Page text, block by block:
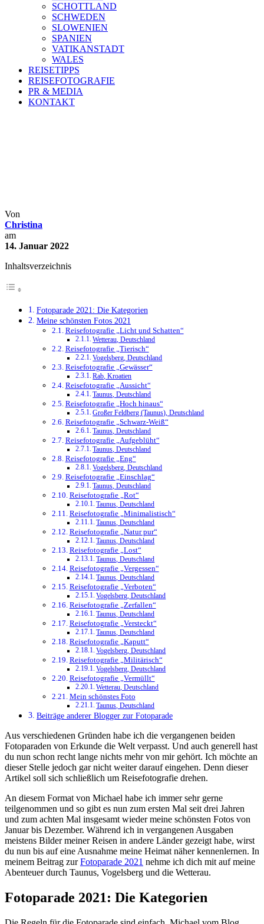
SCHOTTLAND
SCHWEDEN
SLOWENIEN
SPANIEN
VATIKANSTADT
WALES
REISETIPPS
REISEFOTOGRAFIE
PR & MEDIA
KONTAKT
Von
Christina
am
14. Januar 2022
Inhaltsverzeichnis
Fotoparade 2021: Die Kategorien
Meine schönsten Fotos 2021
Reisefotografie „Licht und Schatten“
Wetterau, Deutschland
Reisefotografie „Tierisch“
Vogelsberg, Deutschland
Reisefotografie „Gewässer“
Rab, Kroatien
Reisefotografie „Aussicht“
Taunus, Deutschland
Reisefotografie „Hoch hinaus“
Großer Feldberg (Taunus), Deutschland
Reisefotografie „Schwarz-Weiß“
Taunus, Deutschland
Reisefotografie „Aufgeblüht“
Taunus, Deutschland
Reisefotografie „Eng“
Vogelsberg, Deutschland
Reisefotografie „Einschlag“
Taunus, Deutschland
Reisefotografie „Rot“
Taunus, Deutschland
Reisefotografie „Minimalistisch“
Taunus, Deutschland
Reisefotografie „Natur pur“
Taunus, Deutschland
Reisefotografie „Lost“
Taunus, Deutschland
Reisefotografie „Vergessen“
Taunus, Deutschland
Reisefotografie „Verboten“
Vogelsberg, Deutschland
Reisefotografie „Zerfallen“
Taunus, Deutschland
Reisefotografie „Versteckt“
Taunus, Deutschland
Reisefotografie „Kaputt“
Vogelsberg, Deutschland
Reisefotografie „Militärisch“
Vogelsberg, Deutschland
Reisefotografie „Vermüllt“
Wetterau, Deutschland
Mein schönstes Foto
Taunus, Deutschland
Beiträge anderer Blogger zur Fotoparade
Aus verschiedenen Gründen habe ich die vergangenen beiden
Fotoparaden von Erkunde die Welt verpasst. Und auch generell hast
du nun schon recht lange nichts mehr von mir gehört. Ich möchte an
dieser Stelle jedoch gar nicht weiter darauf eingehen. Denn dieser
Artikel soll sich schließlich um Reisefotografie drehen.
An diesem Format von Michael habe ich immer sehr gerne
teilgenommen und so gibt es nun zum ersten Mal seit drei Jahren
und zum achten Mal insgesamt wieder meine schönsten Fotos von
Januar bis Dezember. Während ich in vergangenen Ausgaben
meistens Bilder meiner Reisen in andere Länder gezeigt habe, wirst
du nun bis auf eine Ausnahme meine Heimat näher kennenlernen. In
meinem Beitrag zurFotoparade 2021 nehme ich dich mit auf meine
Abenteuer durch Taunus, Vogelsberg und die Wetterau.
Fotoparade 2021: Die Kategorien